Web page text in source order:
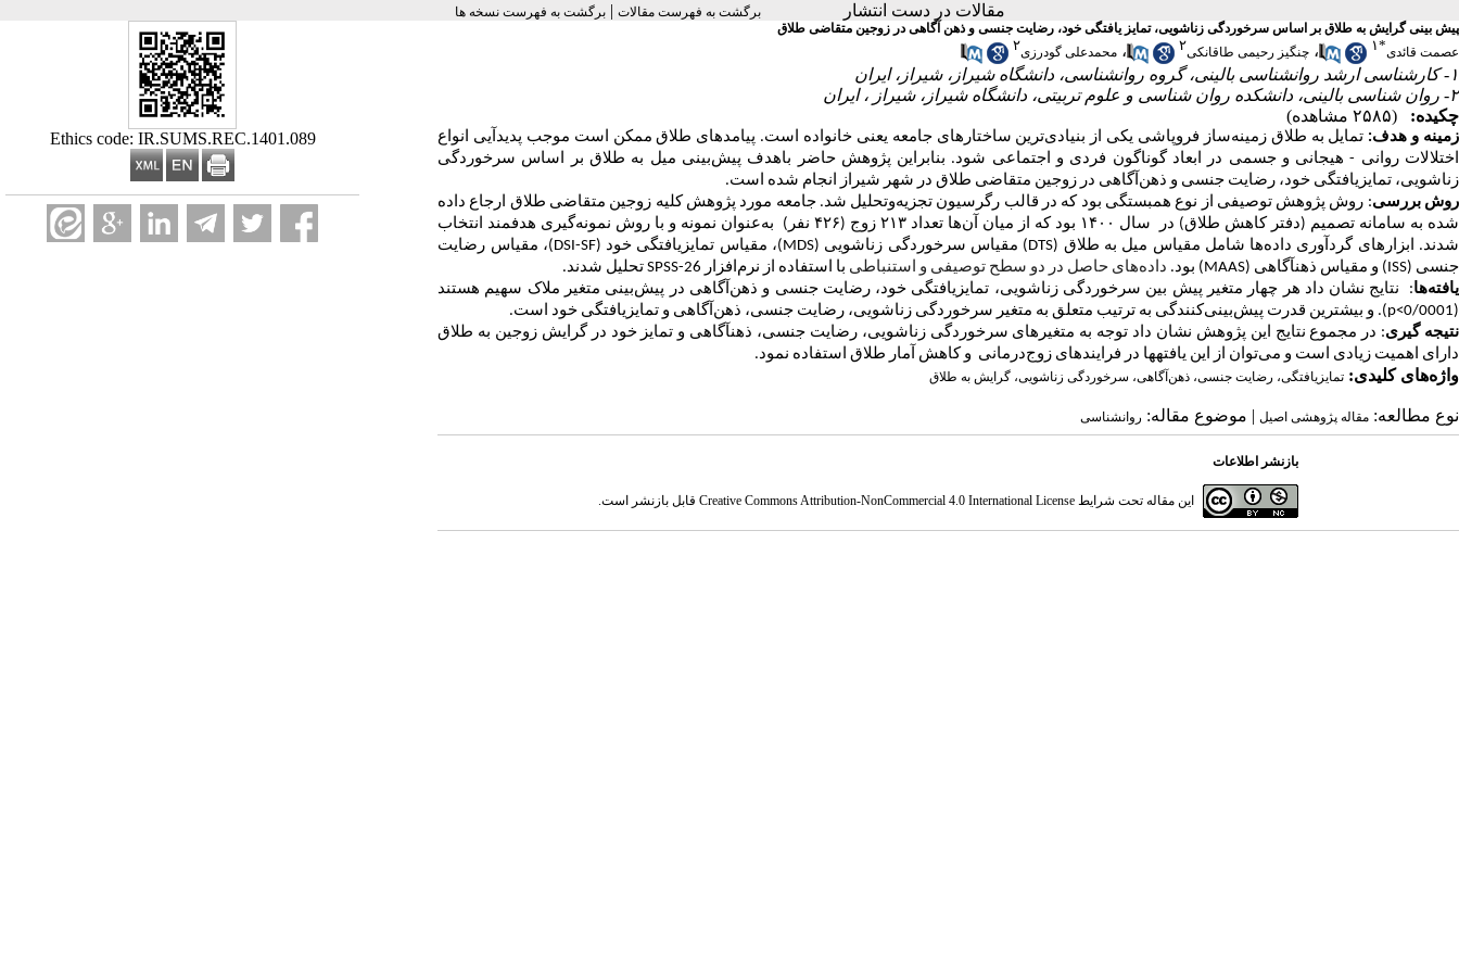
مقالات در دست انتشاربرگشت به فهرست مقالات |برگشت به فهرست نسخه ها
Ethics code: IR.SUMS.REC.1401.089
پیش بینی گرایش به طلاق بر اساس سرخوردگی زناشویی، تمایز یافتگی خود، رضایت جنسی و ذهن آگاهی در زوجین متقاضی طلاق
عصمت قائدی*۱ ، چنگیز رحیمی طاقانکی۲ ، محمدعلی گودرزی۲
۱- کارشناسی ارشد روانشناسی بالینی، گروه روانشناسی، دانشگاه شیراز، شیراز، ایران
۲- روان شناسی بالینی، دانشکده روان شناسی و علوم تربیتی، دانشگاه شیراز، شیراز ، ایران
چکیده:
(۲۵۸۵ مشاهده)
زمینه و هدف: تمایل به طلاق زمینه‌ساز فروپاشی یکی از بنیادی‌ترین ساختارهای جامعه یعنی خانواده است. پیامدهای طلاق ممکن است موجب پدید آیی انواع
اختلالات روانی - هیجانی و جسمی در ابعاد گوناگون فردی و اجتماعی شود. بنابراین پژوهش حاضر باهدف پیش‌بینی میل به طلاق بر اساس سرخوردگی
زناشویی، تمایز­یافتگی خود، رضایت جنسی و ذهن‌آگاهی در زوجین متقاضی طلاق در شهر شیراز انجام شده است.
روش بررسی: روش پژوهش توصیفی از نوع همبستگی بود که در قالب رگرسیون تجزیه‌وتحلیل شد. جامعه مورد پژوهش کلیه زوجین متقاضی طلاق ارجاع داده
شده به سامانه تصمیم (دفتر کاهش طلاق) در سال ۱۴۰۰ بود که از میان آن‌ها تعداد ۲۱۳زوج (۴۲۶ نفر ) به‌عنوان نمونه و با روش نمونه‌گیری هدفمند
انتخاب
شدند. ابزارهای گرد­آوری داده‌ها شامل مقیاس میل به طلاق (DTS
) مقیاس سرخوردگی زناشویی (MDS)، مقیاس تمایز­یافتگی خود DSI-SF))، مقیاس رضایت
جنسی (ISS
) و مقیاس ذهن­آگاهی (MAAS
) بود. داده‌های حاصل در دو سطح توصیفی و استنباطی با استفاده از نرم‌افزار SPSS-26 تحلیل شدند.
یافته‌ها: نتایج نشان داد هر چهار متغیر پیش بین سرخوردگی زناشویی، تمایز­یافتگی خود، رضایت جنسی و ذهن‌آگاهی در پیش‌بینی متغیر ملاک سهیم هستند
(
p<0/0001
)
. و بیشترین قدرت پیش‌بینی‌کنندگی به ترتیب متعلق به متغیر سرخوردگی زناشویی، رضایت جنسی، ذهن‌آگاهی و تمایز­یافتگی خود است.
نتیجه گیری: در مجموع نتایج این پژوهش نشان داد توجه به متغیرهای سرخوردگی زناشویی، رضایت جنسی، ذهن­آگاهی و تمایز خود در گرایش زوجین به طلاق
دارای اهمیت زیادی است و می‌توان از این یافته­ها در فرایندهای زوج‌درمانی و کاهش آمار طلاق استفاده نمود.
واژه‌های کلیدی: تمایز‌یافتگی، رضایت جنسی، ذهن‌آگاهی، سرخوردگی زناشویی، گرایش به طلاق
نوع مطالعه: مقاله پژوهشی اصیل | موضوع مقاله: روانشناسی
بازنشر اطلاعات
این مقاله تحت شرایط Creative Commons Attribution-NonCommercial 4.0 International Licenseقابل بازنشر است.